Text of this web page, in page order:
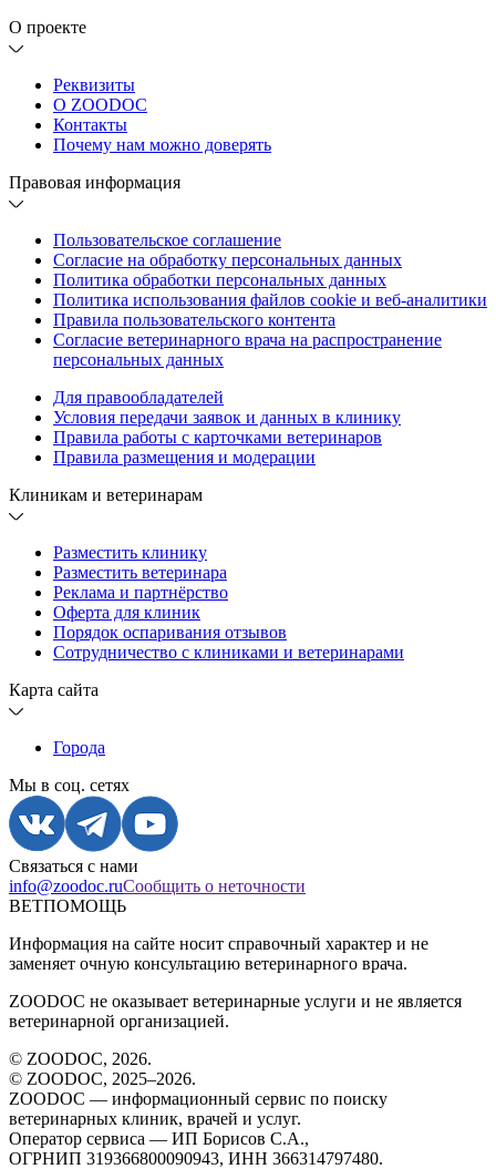
О проекте
Реквизиты
О ZOODOC
Контакты
Почему нам можно доверять
Правовая информация
Пользовательское соглашение
Согласие на обработку персональных данных
Политика обработки персональных данных
Политика использования файлов cookie и веб-аналитики
Правила пользовательского контента
Согласие ветеринарного врача на распространение
персональных данных
Для правообладателей
Условия передачи заявок и данных в клинику
Правила работы с карточками ветеринаров
Правила размещения и модерации
Клиникам и ветеринарам
Разместить клинику
Разместить ветеринара
Реклама и партнёрство
Оферта для клиник
Порядок оспаривания отзывов
Сотрудничество с клиниками и ветеринарами
Карта сайта
Города
Мы в соц. сетях
Связаться с нами
info@zoodoc.ruСообщить о неточности
ВЕТПОМОЩЬ
Информация на сайте носит справочный характер и не
заменяет очную консультацию ветеринарного врача.
ZOODOC не оказывает ветеринарные услуги и не является
ветеринарной организацией.
© ZOODOC, 2026.
© ZOODOC, 2025–2026.
ZOODOC — информационный сервис по поиску
ветеринарных клиник, врачей и услуг.
Оператор сервиса — ИП Борисов С.А.,
ОГРНИП 319366800090943, ИНН 366314797480.